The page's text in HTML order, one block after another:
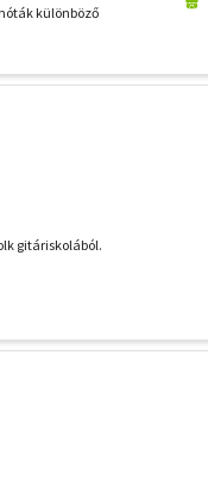
különböző
gitáriskolából.